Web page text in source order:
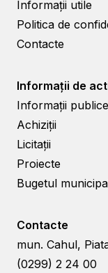
Informații utile
Politica de
Contacte
Informații de
Informații publice
Achiziții
Licitații
Proiecte
Bugetul
Contacte
mun. Cahul,
(0299) 2 24 00